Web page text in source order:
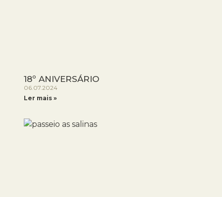
18º ANIVERSÁRIO
06.07.2024
Ler mais »